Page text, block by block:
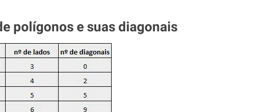
polígonos e suas diagonais